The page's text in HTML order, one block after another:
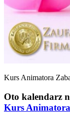
Kurs Animatora
Oto kalendarz
Kurs